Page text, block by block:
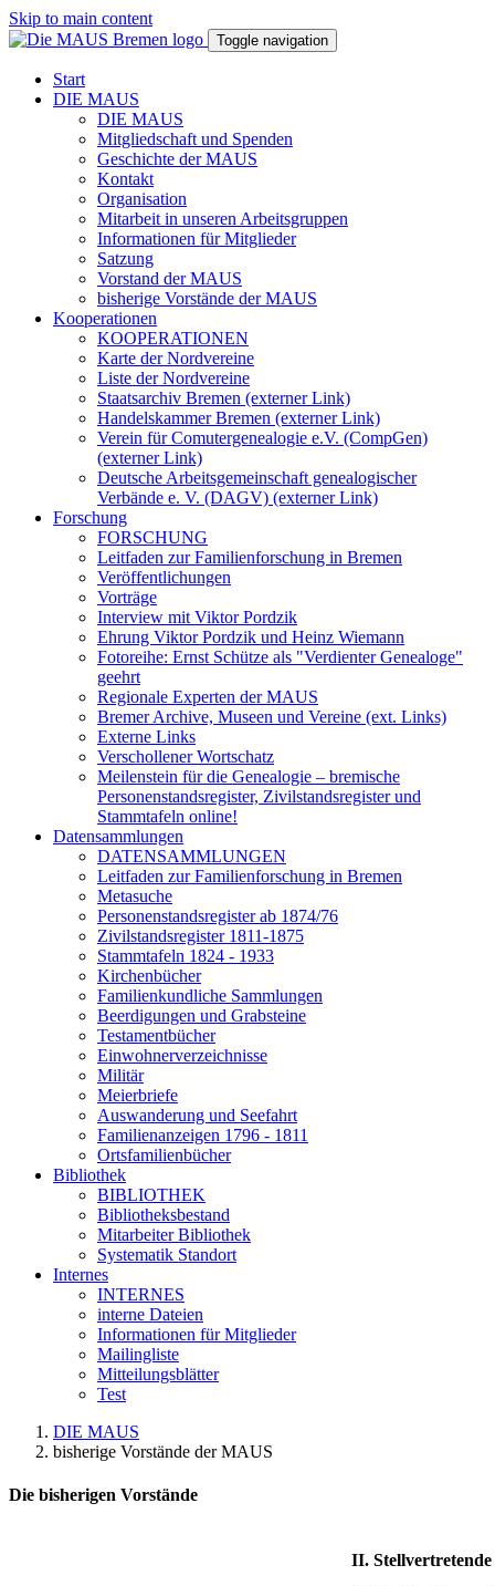
Skip to main content
Toggle navigation
Start
DIE MAUS
DIE MAUS
Mitgliedschaft und Spenden
Geschichte der MAUS
Kontakt
Organisation
Mitarbeit in unseren Arbeitsgruppen
Informationen für Mitglieder
Satzung
Vorstand der MAUS
bisherige Vorstände der MAUS
Kooperationen
KOOPERATIONEN
Karte der Nordvereine
Liste der Nordvereine
Staatsarchiv Bremen (externer Link)
Handelskammer Bremen (externer Link)
Verein für Comutergenealogie e.V. (CompGen)
(externer Link)
Deutsche Arbeitsgemeinschaft genealogischer
Verbände e. V. (DAGV) (externer Link)
Forschung
FORSCHUNG
Leitfaden zur Familienforschung in Bremen
Veröffentlichungen
Vorträge
Interview mit Viktor Pordzik
Ehrung Viktor Pordzik und Heinz Wiemann
Fotoreihe: Ernst Schütze als "Verdienter Genealoge"
geehrt
Regionale Experten der MAUS
Bremer Archive, Museen und Vereine (ext. Links)
Externe Links
Verschollener Wortschatz
Meilenstein für die Genealogie – bremische
Personenstandsregister, Zivilstandsregister und
Stammtafeln online!
Datensammlungen
DATENSAMMLUNGEN
Leitfaden zur Familienforschung in Bremen
Metasuche
Personenstandsregister ab 1874/76
Zivilstandsregister 1811-1875
Stammtafeln 1824 - 1933
Kirchenbücher
Familienkundliche Sammlungen
Beerdigungen und Grabsteine
Testamentbücher
Einwohnerverzeichnisse
Militär
Meierbriefe
Auswanderung und Seefahrt
Familienanzeigen 1796 - 1811
Ortsfamilienbücher
Bibliothek
BIBLIOTHEK
Bibliotheksbestand
Mitarbeiter Bibliothek
Systematik Standort
Internes
INTERNES
interne Dateien
Informationen für Mitglieder
Mailingliste
Mitteilungsblätter
Test
DIE MAUS
bisherige Vorstände der MAUS
Die bisherigen Vorstände
II. Stellvertretende